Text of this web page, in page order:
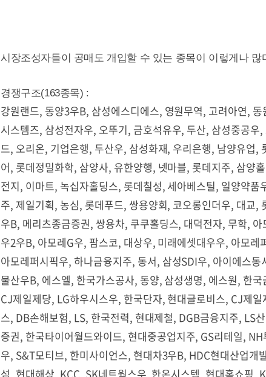
시장조성자들이 공매도 개입할 수 있는 종목이 이렇게나 많
경쟁구조(163종목) :
강원랜드, 동양3우B, 삼성에스디에스, 영원무역, 고려아연,
시스템즈, 삼성전자우, 오뚜기, 금호석유우, 두산, 삼성중공
드, 오리온, 기업은행, 두산우, 삼성화재, 우리은행, 남양유업,
어, 롯데정밀화학, 삼양사, 유한양행, 넷마블, 롯데지주, 삼양
전지, 이마트, 녹십자홀딩스, 롯데칠성, 세아베스틸, 일양약
주, 제일기획, 농심, 롯데푸드, 쌍용양회, 코오롱인더우, 대교,
우B, 메리츠종금증권, 쌍용차, 쿠쿠홀딩스, 대덕전자, 무학,
우2우B, 아모레G우, 팜스코, 대상우, 미래에셋대우우, 아모
아모레퍼시픽우, 하나금융지주, 동서, 삼성SDI우, 아이에스
물산우B, 에스엘, 한국가스공사, 동양, 삼성생명, 에스원, 한
CJ제일제당, LG하우시스우, 한국단자, 현대글로비스, CJ제
스, DB손해보험, LS, 한국전력, 현대제철, DGB금융지주, LS
증권, 한국타이어월드와이드, 현대중공업지주, GS리테일,
우, S&T모티브, 한미사이언스, 현대차3우B, HDC현대산업개
섬, 현대해상, KCC, SK네트웍스우, 한온시스템, 현대홈쇼핑,